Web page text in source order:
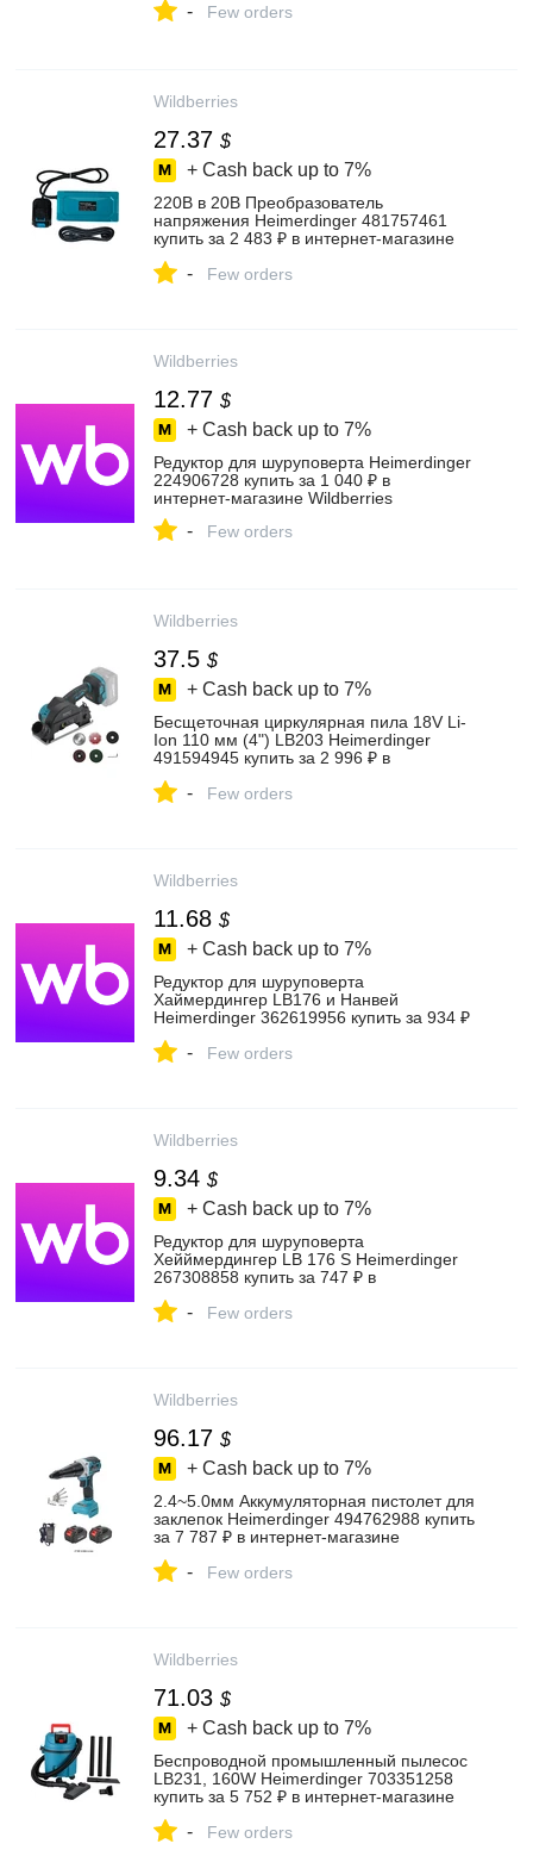
- Few orders
Wildberries
27.37 $
+ Cash back up to 7%
220В в 20В Преобразователь
напряжения Heimerdinger 481757461
купить за 2 483 ₽ в интернет‑магазине
- Few orders
Wildberries
12.77 $
+ Cash back up to 7%
Редуктор для шуруповерта Heimerdinger
224906728 купить за 1 040 ₽ в
интернет‑магазине Wildberries
- Few orders
Wildberries
37.5 $
+ Cash back up to 7%
Бесщеточная циркулярная пила 18V Li-
Ion 110 мм (4") LB203 Heimerdinger
491594945 купить за 2 996 ₽ в
- Few orders
Wildberries
11.68 $
+ Cash back up to 7%
Редуктор для шуруповерта
Хаймердингер LB176 и Нанвей
Heimerdinger 362619956 купить за 934 ₽
- Few orders
Wildberries
9.34 $
+ Cash back up to 7%
Редуктор для шуруповерта
Хейймердингер LB 176 S Heimerdinger
267308858 купить за 747 ₽ в
- Few orders
Wildberries
96.17 $
+ Cash back up to 7%
2.4~5.0мм Аккумуляторная пистолет для
заклепок Heimerdinger 494762988 купить
за 7 787 ₽ в интернет‑магазине
- Few orders
Wildberries
71.03 $
+ Cash back up to 7%
Беспроводной промышленный пылесос
LB231, 160W Heimerdinger 703351258
купить за 5 752 ₽ в интернет‑магазине
- Few orders